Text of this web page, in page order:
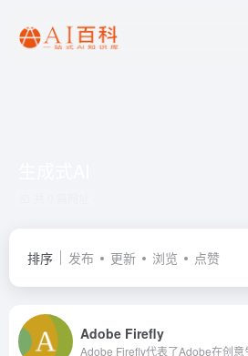
排序 发布 更新 浏览 点赞
Adob​​e Firefly